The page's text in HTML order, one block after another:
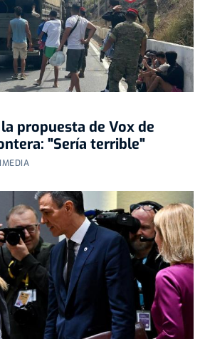
propuesta de Vox de
"Sería terrible"